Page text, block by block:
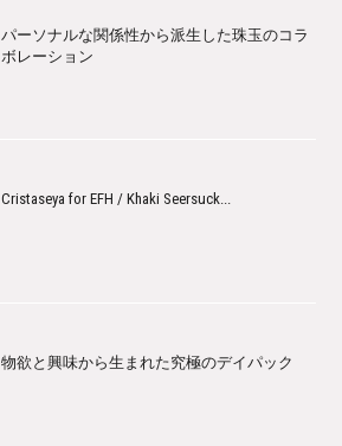
パーソナルな関係性から派生した珠玉のコラ
ボレーション
Cristaseya for EFH / Khaki Seersuck...
物欲と興味から生まれた究極のデイパック